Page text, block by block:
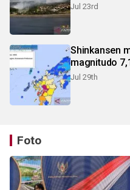
Jul 23rd
Shinkansen
magnitudo
Jul 29th
Foto